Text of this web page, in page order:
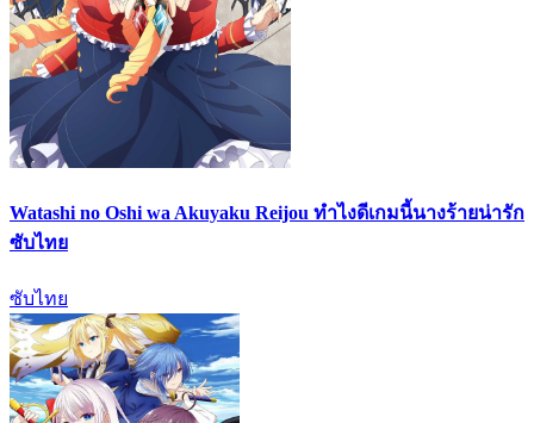
Watashi no Oshi wa Akuyaku Reijou ทำไงดีเกมนี้นางร้ายน่ารัก
ซับไทย
ซับไทย